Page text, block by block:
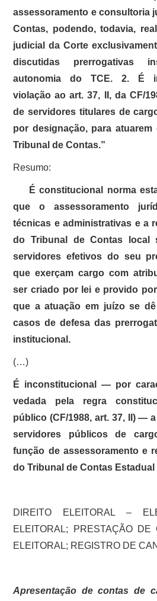
assessoramento e consultoria
Contas, podendo, todavia,
judicial da Corte
discutidas prerrogativas
autonomia do TCE. 2. É
violação ao art. 37, II, da CF/
de servidores titulares de
por designação, para
Tribunal de Contas.”
Resumo:
É constitucional norma
que o assessoramento
técnicas e administrativas e a
do Tribunal de Contas local
servidores efetivos do seu
que exerçam cargo com
ser criado por lei e provido
que a atuação em juízo se
casos de defesa das
institucional.
(…)
É inconstitucional — por
vedada pela regra
público (CF/1988, art. 37, II) —
servidores públicos de
função de assessoramento e
do Tribunal de Contas Estadual
DIREITO ELEITORAL –
ELEITORAL; PRESTAÇÃO DE
ELEITORAL; REGISTRO DE
Apresentação de contas de